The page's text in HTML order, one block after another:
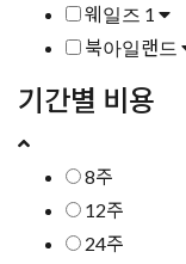
웨일즈 1
북아일랜드
기간별 비용
8주
12주
24주